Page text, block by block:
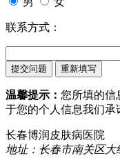
联系方式：
温馨提示： 您所填的信
于您的个人信息我们承
长春博润皮肤病医院
地址：长春市南关区大